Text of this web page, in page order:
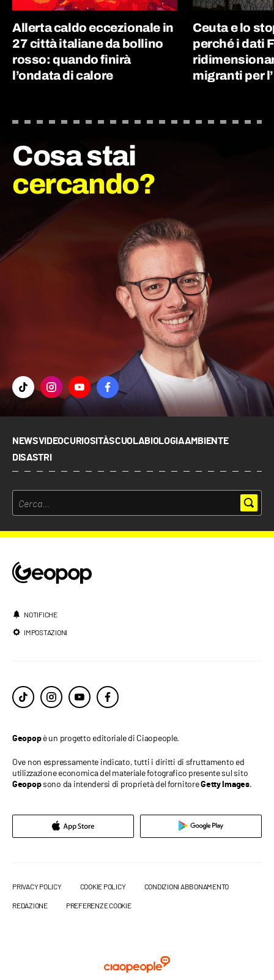
Allerta caldo eccezionale in
27 città italiane da bollino
rosso: quando finirà
l’ondata di calore
Ceuta e lo
perché i dati
migranti per
Cosa stai
cercando?
NEWSVIDEOCURIOSITÀSCUOLABIOLOGIAAMBIENTE
DISASTRI
NOTIFICHE
IMPOSTAZIONI
Geopopè un progetto editoriale di Ciaopeople.
Ove non espressamente indicato, tutti i diritti di sfruttamento ed
utilizzazione economica del materiale fotografico presente sul sito
Geopopsono da intendersi di proprietà del fornitoreGetty Images.
PRIVACY POLICY COOKIE POLICY CONDIZIONI ABBONAMENTO
REDAZIONE PREFERENZE COOKIE